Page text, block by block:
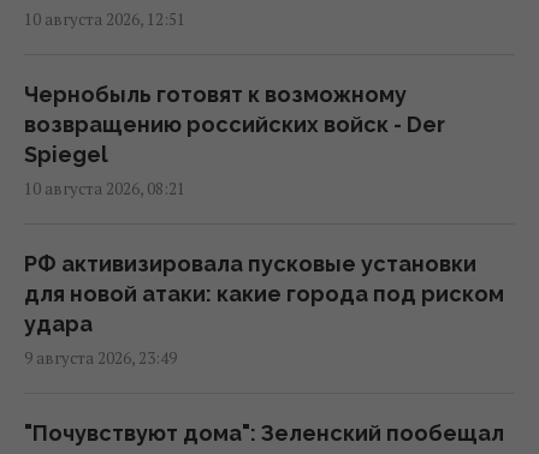
море: в ВМС рассказали о новой угрозе
11:18 понедельник, 10 августа 2026
Война выходит за пределы поля боя:
друга, - Fox News
10:42 понедельник, 10 августа 2026
Зачем Россия систематически наносит
назвали цель
10 августа 2026, 12:51
Чернобыль готовят к возможному
возвращению российских войск - Der
Spiegel
10 августа 2026, 08:21
РФ активизировала пусковые установки
для новой атаки: какие города под риском
удара
9 августа 2026, 23:49
"Почувствуют дома": Зеленский пообещал